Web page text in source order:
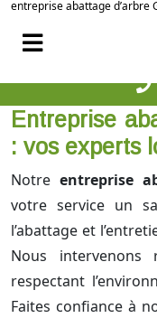
entreprise abattage d’arbre
Entreprise
: vos experts
Notre entreprise
votre service un
l’abattage et
Nous intervenons
respectant
Faites confiance à